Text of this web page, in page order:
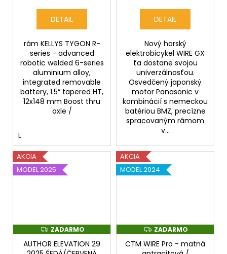
DETAIL
rám KELLYS TYGON R-
series - advanced
robotic welded 6-series
aluminium alloy,
integrated removable
battery, 1.5“ tapered HT,
12x148 mm Boost thru
axle /
L
DETAIL
Nový horský
elektrobicykel WIRE GX
ťa dostane svojou
univerzálnosťou.
Osvedčený japonský
motor Panasonic v
kombinácií s nemeckou
batériou BMZ, precízne
spracovaným rámom
v...
AKCIA
MODEL 2025
Z
A
D
A
ZADARMO
AUTHOR ELEVATION 29
AKCIA
MODEL 2024
Z
A
D
A
ZADARMO
CTM WIRE Pro - matná